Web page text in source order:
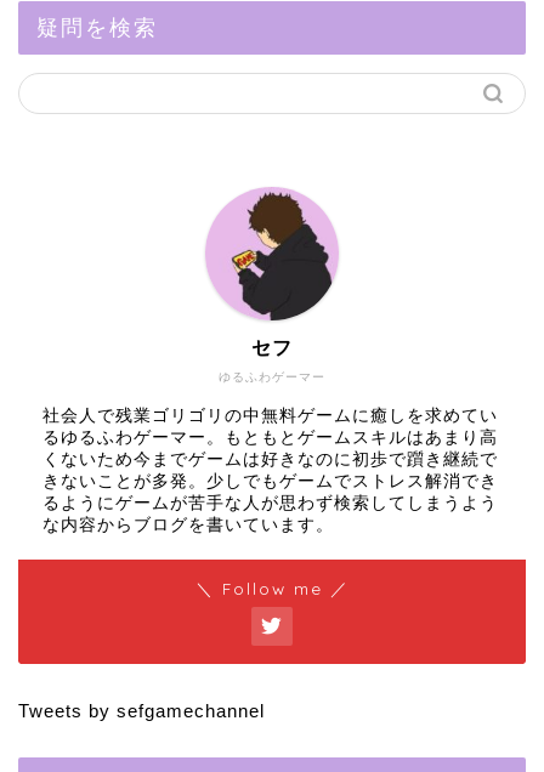
疑問を検索
ゆるふわゲーマー
セフ
社会人で残業ゴリゴリの中無料ゲームに癒しを求めてい
るゆるふわゲーマー。もともとゲームスキルはあまり高
くないため今までゲームは好きなのに初歩で躓き継続で
きないことが多発。少しでもゲームでストレス解消でき
るようにゲームが苦手な人が思わず検索してしまうよう
な内容からブログを書いています。
＼ Follow me ／
Tweets by sefgamechannel